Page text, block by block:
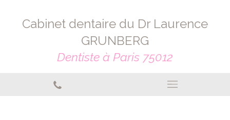
Cabinet dentaire du Dr Laurence
GRUNBERG
Dentiste à Paris 75012